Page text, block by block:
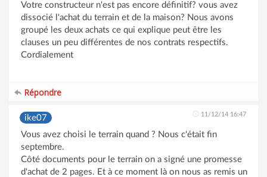
Votre constructeur n'est pas encore définitif? vous avez
dissocié l'achat du terrain et de la maison? Nous avons
groupé les deux achats ce qui explique peut être les
clauses un peu différentes de nos contrats respectifs.
Cordialement
Répondre
ike07 11/12/14 16:47
Vous avez choisi le terrain quand ? Nous c'était fin
septembre.
Côté documents pour le terrain on a signé une promesse
d'achat de 2 pages. Et à ce moment là on nous as remis un